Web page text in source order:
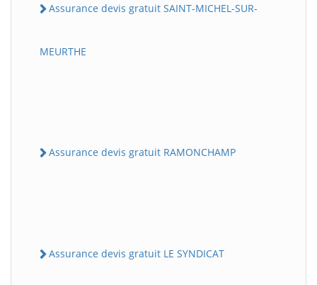
Assurance devis gratuit SAINT-MICHEL-SUR-
MEURTHE
Assurance devis gratuit RAMONCHAMP
Assurance devis gratuit LE SYNDICAT